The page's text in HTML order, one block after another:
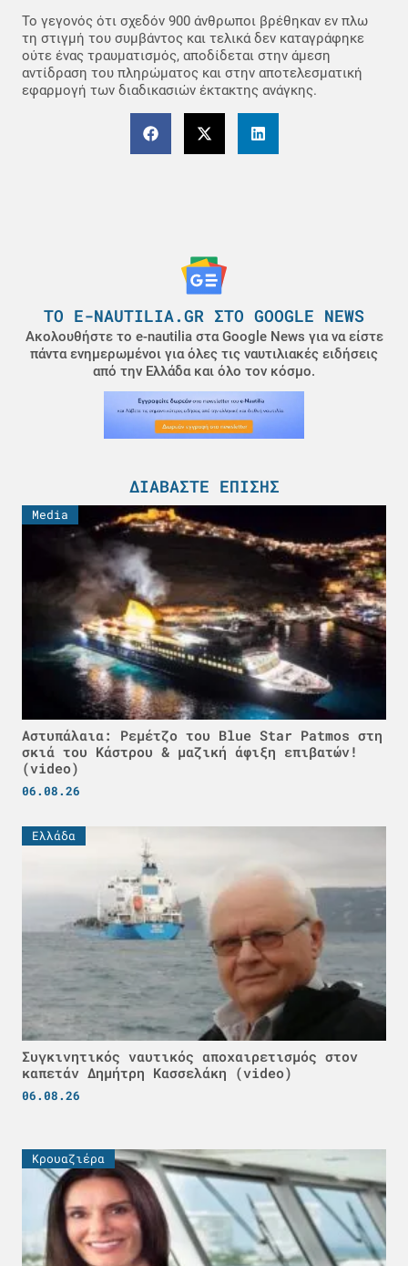
Το γεγονός ότι σχεδόν 900 άνθρωποι βρέθηκαν εν πλω
τη στιγμή του συμβάντος και τελικά δεν καταγράφηκε
ούτε ένας τραυματισμός, αποδίδεται στην άμεση
αντίδραση του πληρώματος και στην αποτελεσματική
εφαρμογή των διαδικασιών έκτακτης ανάγκης.
ΤΟ E-NAUTILIA.GR ΣΤΟ GOOGLE NEWS
Ακολουθήστε το e-nautilia στα Google News για να είστε
πάντα ενημερωμένοι για όλες τις ναυτιλιακές ειδήσεις
από την Ελλάδα και όλο τον κόσμο.
ΔΙΑΒΆΣΤΕ ΕΠΊΣΗΣ
Media
Αστυπάλαια: Ρεμέτζο του Blue Star Patmos στη
σκιά του Κάστρου & μαζική άφιξη επιβατών!
(video)
06.08.26
Ελλάδα
Συγκινητικός ναυτικός αποχαιρετισμός στον
καπετάν Δημήτρη Κασσελάκη (video)
06.08.26
Κρουαζιέρα